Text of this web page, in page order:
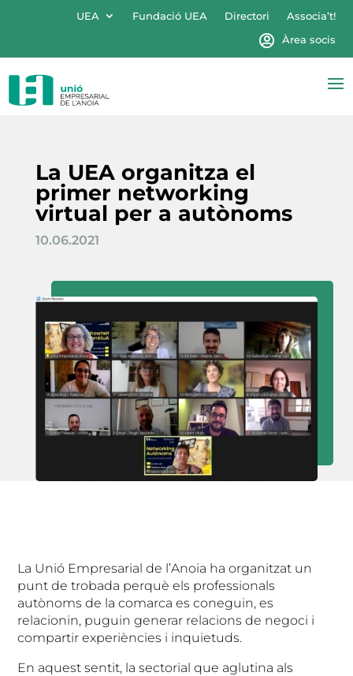
UEA Fundació UEA Directori
Associa’t!
Àrea socis
La UEA organitza el
primer networking
virtual per a autònoms
10.06.2021
La Unió Empresarial de l’Anoia ha organitzat un
punt de trobada perquè els professionals
autònoms de la comarca es coneguin, es
relacionin, puguin generar relacions de negoci i
compartir experiències i inquietuds.
En aquest sentit, la sectorial que aglutina als